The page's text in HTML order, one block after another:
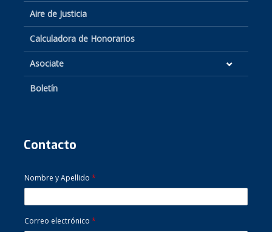
Aire de Justicia
Calculadora de Honorarios
Asociate
Boletín
Contacto
Nombre y Apellido *
Correo electrónico *